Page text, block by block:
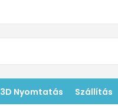
3D Nyomtatás Szállítás